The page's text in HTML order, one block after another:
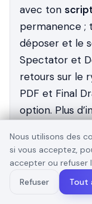
avec ton
permanence ;
déposer et le
Spectator et
retours sur le
PDF et Final
option. Plus
l’IA à ma
Nous utilisons des
si vous acceptez,
accepter ou refuser
Refuser
Tout